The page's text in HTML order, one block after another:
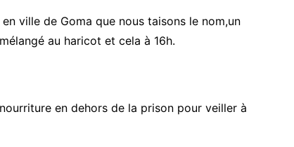
ville de Goma que nous taisons le nom,un
au haricot et cela à 16h.
en dehors de la prison pour veiller à